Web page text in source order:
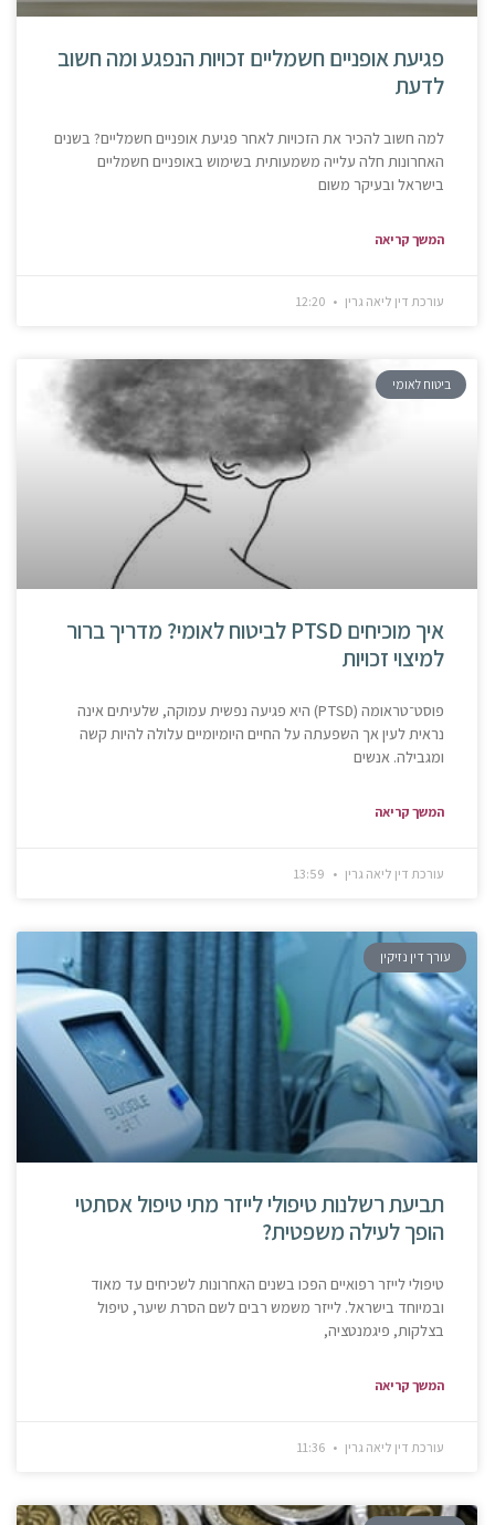
פגיעת אופניים חשמליים זכויות הנפגע ומה חשוב
לדעת
למה חשוב להכיר את הזכויות לאחר פגיעת אופניים חשמליים? בשנים
האחרונות חלה עלייה משמעותית בשימוש באופניים חשמליים
בישראל ובעיקר משום
המשך קריאה
עורכת דין ליאה גרין
ביטוח לאומי
איך מוכיחים PTSD לביטוח לאומי? מדריך ברור
למיצוי זכויות
פוסט־טראומה (PTSD) היא פגיעה נפשית עמוקה, שלעיתים אינה
נראית לעין אך השפעתה על החיים היומיומיים עלולה להיות קשה
ומגבילה. אנשים
המשך קריאה
עורכת דין ליאה גרין
עורך דין נזיקין
תביעת רשלנות טיפולי לייזר מתי טיפול אסתטי
הופך לעילה משפטית?
טיפולי לייזר רפואיים הפכו בשנים האחרונות לשכיחים עד מאוד
ובמיוחד בישראל. לייזר משמש רבים לשם הסרת שיער, טיפול
בצלקות, פיגמנטציה,
המשך קריאה
עורכת דין ליאה גרין